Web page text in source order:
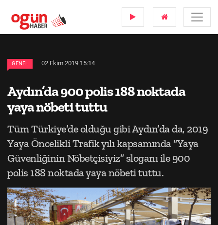
GENEL 02 Ekim 2019 15:14
Aydın’da 900 polis 188 noktada
yaya nöbeti tuttu
Tüm Türkiye’de olduğu gibi Aydın’da da, 2019
Yaya Öncelikli Trafik yılı kapsamında “Yaya
Güvenliğinin Nöbetçisiyiz” sloganı ile 900
polis 188 noktada yaya nöbeti tuttu.